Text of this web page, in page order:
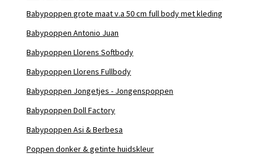
Babypoppen grote maat v.a 50 cm full body met kleding
Babypoppen Antonio Juan
Babypoppen Llorens Softbody
Babypoppen Llorens Fullbody
Babypoppen Jongetjes - Jongenspoppen
Babypoppen Doll Factory
Babypoppen Asi & Berbesa
Poppen donker & getinte huidskleur